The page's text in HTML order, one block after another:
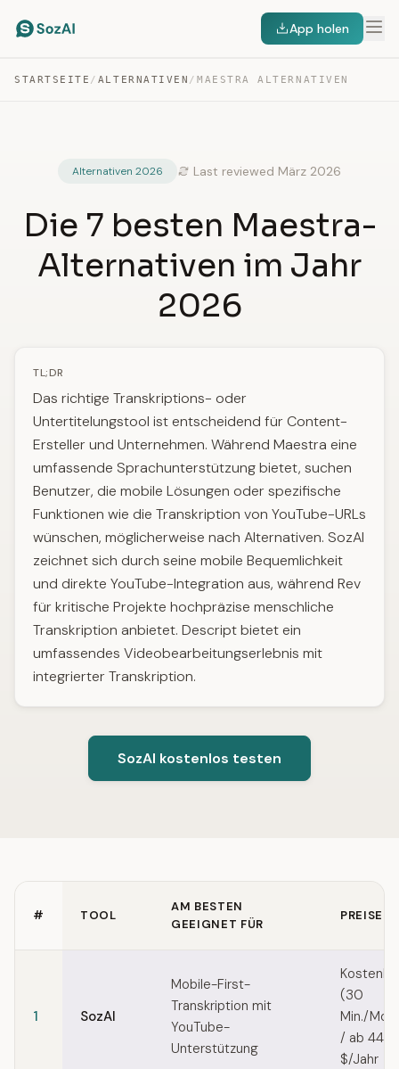
App holen
STARTSEITE / ALTERNATIVEN / MAESTRA ALTERNATIVEN
Alternativen 2026 Last reviewed März 2026
Die 7 besten Maestra-
Alternativen im Jahr
2026
TL;DR
Das richtige Transkriptions- oder
Untertitelungstool ist entscheidend für Content-
Ersteller und Unternehmen. Während Maestra eine
umfassende Sprachunterstützung bietet, suchen
Benutzer, die mobile Lösungen oder spezifische
Funktionen wie die Transkription von YouTube-URLs
wünschen, möglicherweise nach Alternativen. SozAI
zeichnet sich durch seine mobile Bequemlichkeit
und direkte YouTube-Integration aus, während Rev
für kritische Projekte hochpräzise menschliche
Transkription anbietet. Descript bietet ein
umfassendes Videobearbeitungserlebnis mit
integrierter Transkription.
SozAI kostenlos testen
# TOOL
AM BESTEN
GEEIGNET FÜR
PREISE
1 SozAI
Mobile-First-
Transkription mit
YouTube-
Unterstützung
(30
Min./
/ ab
$/Jahr